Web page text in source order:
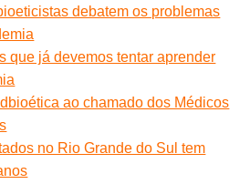
debatem os problemas
que já devemos tentar aprender
ao chamado dos Médicos
no Rio Grande do Sul tem